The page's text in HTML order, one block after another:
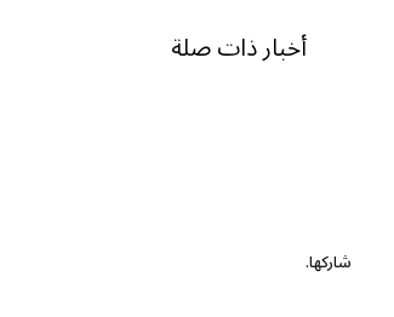
أخبار ذات صلة
شاركها.